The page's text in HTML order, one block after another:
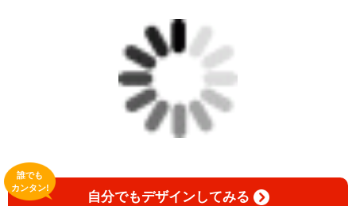
自分でもデザインしてみる
誰でも
カンタン!